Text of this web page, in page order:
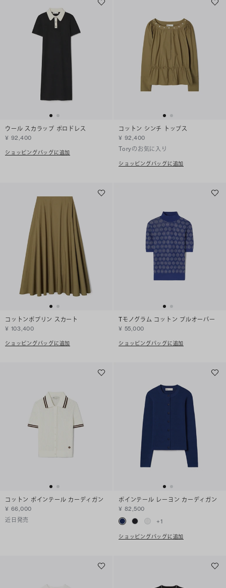
ウール スカラップ ポロドレス
¥ 92,400
ショッピングバッグに追加
コットン シンチ トップス
¥ 92,400
Toryのお気に入り
ショッピングバッグに追加
コットンポプリン スカート
¥ 103,400
ショッピングバッグに追加
Tモノグラム コットン プルオーバー
¥ 55,000
ショッピングバッグに追加
コットン ポインテール カーディガン
¥ 66,000
近日発売
ポインテール レーヨン カーディガン
¥ 82,500
+1
ショッピングバッグに追加